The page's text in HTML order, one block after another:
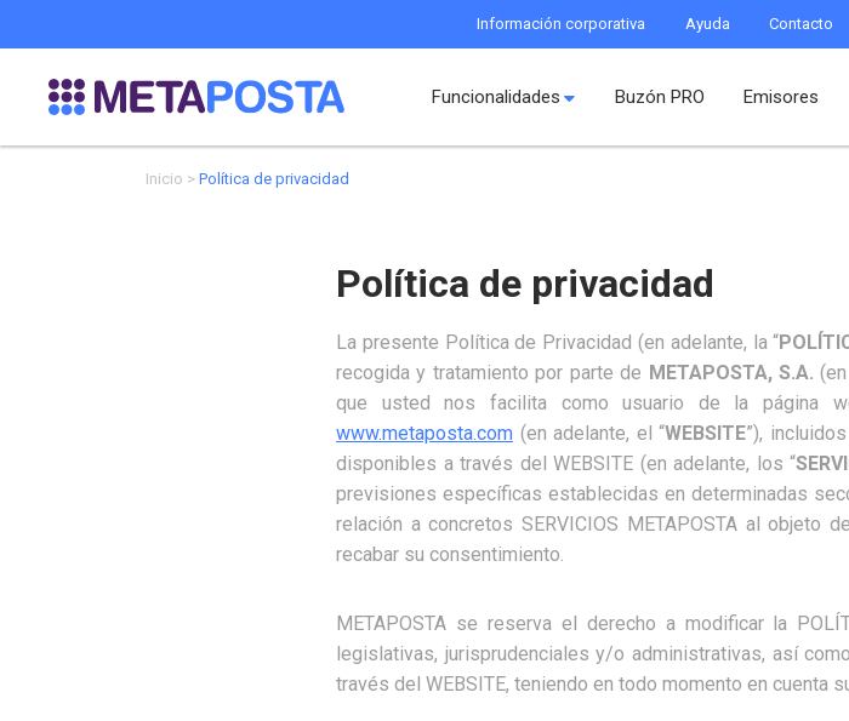
Información corporativa Ayuda Contacto
Funcionalidades Buzón PRO Emisores
Inicio Política de privacidad
Política de privacidad
La presente Política de Privacidad (en adelante, la “
recogida y tratamiento por parte de METAPOSTA, S.A.
que usted nos facilita como usuario de la página
www.metaposta.com (en adelante, el “WEBSITE”),
disponibles a través del WEBSITE (en adelante, los “
previsiones específicas establecidas en determinadas
relación a concretos SERVICIOS METAPOSTA al objeto
recabar su consentimiento.
METAPOSTA se reserva el derecho a modificar la
legislativas, jurisprudenciales y/o administrativas, así
través del WEBSITE, teniendo en todo momento en cuenta